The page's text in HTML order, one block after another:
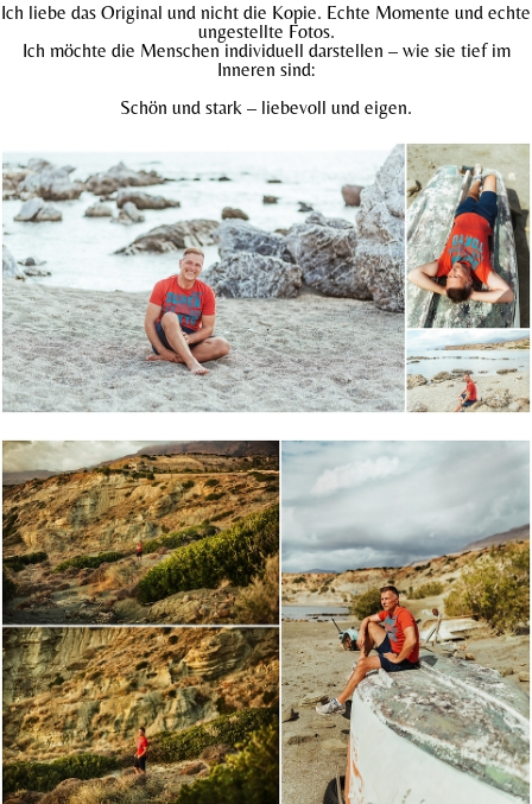
Ich liebe das Original und nicht die Kopie. Echte Momente und echte
ungestellte Fotos.
Ich möchte die Menschen individuell darstellen – wie sie tief im
Inneren sind:
Schön und stark – liebevoll und eigen.